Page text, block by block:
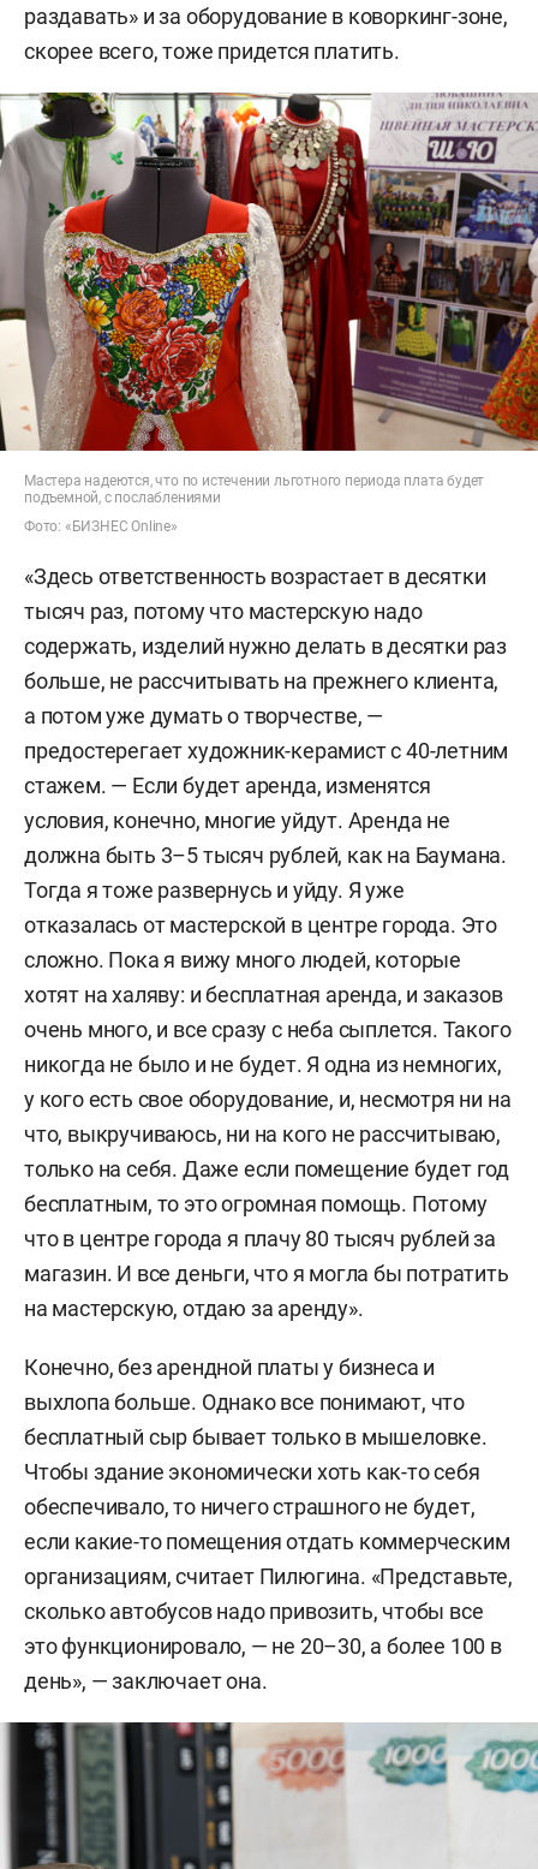
раздавать» и за оборудование в коворкинг-зоне,
скорее всего, тоже придется платить.
Мастера надеются, что по истечении льготного периода плата будет
подъемной, с послаблениями
Фото: «БИЗНЕС Online»
«Здесь ответственность возрастает в десятки
тысяч раз, потому что мастерскую надо
содержать, изделий нужно делать в десятки раз
больше, не рассчитывать на прежнего клиента,
а потом уже думать о творчестве, —
предостерегаетхудожник-керамист с 40-летним
стажем. — Если будет аренда, изменятся
условия, конечно, многие уйдут. Аренда не
должна быть 3–5 тысяч рублей, как на Баумана.
Тогда я тоже развернусь и уйду. Я уже
отказалась от мастерской в центре города. Это
сложно. Пока я вижу много людей, которые
хотят на халяву: и бесплатная аренда, и заказов
очень много, и все сразу с неба сыплется. Такого
никогда не было и не будет. Я одна из немногих,
у кого есть свое оборудование, и, несмотря ни на
что, выкручиваюсь, ни на кого не рассчитываю,
только на себя. Даже если помещение будет год
бесплатным, то это огромная помощь. Потому
что в центре города я плачу 80 тысяч рублей за
магазин. И все деньги, что я могла бы потратить
на мастерскую, отдаю за аренду».
Конечно,без арендной платы у бизнеса и
выхлопа больше. Однако все понимают, что
бесплатный сыр бывает только в мышеловке.
Чтобы здание экономически хоть как-то себя
обеспечивало, то ничего страшного не будет,
если какие-то помещения отдать коммерческим
организациям, считает Пилюгина. «Представьте,
сколько автобусов надо привозить, чтобы все
это функционировало, — не 20–30, а более 100 в
день», — заключает она.